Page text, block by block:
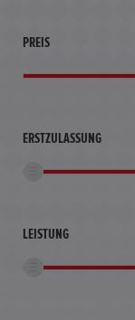
PREIS
ERSTZULASSUNG
LEISTUNG